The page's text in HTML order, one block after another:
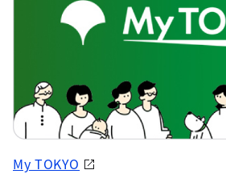
My TOKYO